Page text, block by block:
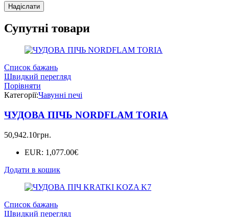
Супутні товари
Список бажань
Швидкий перегляд
Порівняти
Категорії:Чавунні печі
ЧУДОВА ПІЧЬ NORDFLAM TORIA
50,942.10грн.
EUR: 1,077.00€
Додати в кошик
Список бажань
Швидкий перегляд